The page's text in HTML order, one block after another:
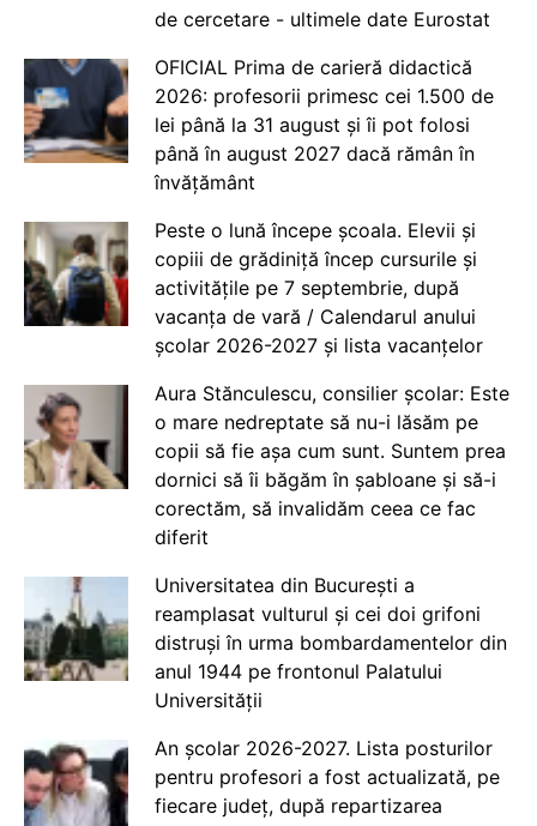
de cercetare - ultimele date Eurostat
OFICIAL Prima de carieră didactică
2026: profesorii primesc cei 1.500 de
lei până la 31 august și îi pot folosi
până în august 2027 dacă rămân în
învățământ
Peste o lună începe școala. Elevii și
copiii de grădiniță încep cursurile și
activitățile pe 7 septembrie, după
vacanța de vară / Calendarul anului
școlar 2026-2027 și lista vacanțelor
Aura Stănculescu, consilier școlar: Este
o mare nedreptate să nu-i lăsăm pe
copii să fie așa cum sunt. Suntem prea
dornici să îi băgăm în șabloane și să-i
corectăm, să invalidăm ceea ce fac
diferit
Universitatea din București a
reamplasat vulturul și cei doi grifoni
distruși în urma bombardamentelor din
anul 1944 pe frontonul Palatului
Universității
An școlar 2026-2027. Lista posturilor
pentru profesori a fost actualizată, pe
fiecare județ, după repartizarea